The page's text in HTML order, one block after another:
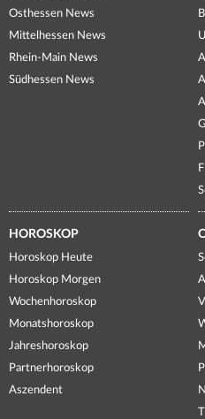
Osthessen News
Mittelhessen News
Rhein-Main News
Südhessen News
HOROSKOP
Horoskop Heute
Horoskop Morgen
Wochenhoroskop
Monatshoroskop
Jahreshoroskop
Partnerhoroskop
Aszendent